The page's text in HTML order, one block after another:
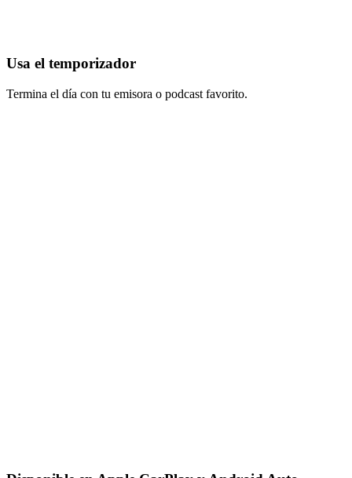
Usa el temporizador
Termina el día con tu emisora o podcast favorito.